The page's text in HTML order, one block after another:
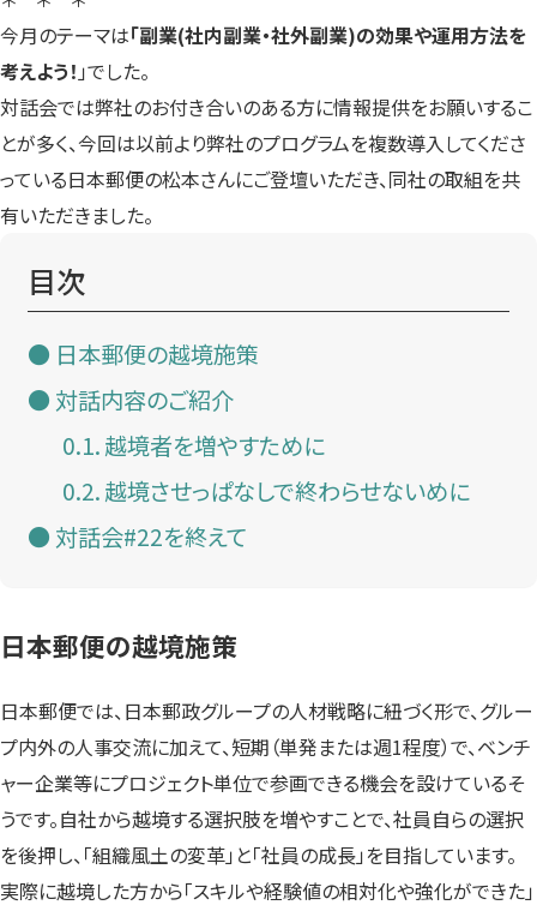
今月のテーマは「副業(社内副業・社外副業)の効果や運用方法を
考えよう！ 」でした。
対話会では弊社のお付き合いのある方に情報提供をお願いするこ
とが多く、今回は以前より弊社のプログラムを複数導入してくださ
っている日本郵便の松本さんにご登壇いただき、同社の取組を共
有いただきました。
目次
日本郵便の越境施策
対話内容のご紹介
越境者を増やすために
越境させっぱなしで終わらせないめに
対話会#22を終えて
日本郵便の越境施策
日本郵便では、日本郵政グループの人材戦略に紐づく形で、グルー
プ内外の人事交流に加えて、短期（単発または週1程度）で、ベンチ
ャー企業等にプロジェクト単位で参画できる機会を設けているそ
うです。自社から越境する選択肢を増やすことで、社員自らの選択
を後押し、「組織風土の変革」と「社員の成長」を目指しています。
実際に越境した方から「スキルや経験値の相対化や強化ができた」